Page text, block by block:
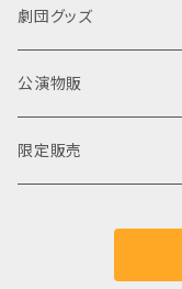
劇団グッズ
公演物販
公演DVD
限定販売
クラウドファンディング